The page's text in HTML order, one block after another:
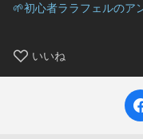
🌱初心者ララフェルのア
いいね